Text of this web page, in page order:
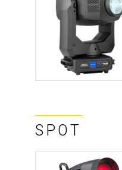
SPOT